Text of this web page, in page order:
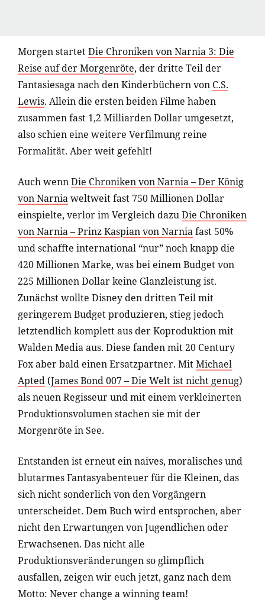
Morgen startetDie Chroniken von Narnia 3: Die
Reise auf der Morgenröte, der dritte Teil der
Fantasiesaga nach den Kinderbüchern von C.S.
Lewis. Allein die ersten beiden Filme haben
zusammen fast 1,2 Milliarden Dollar umgesetzt,
also schien eine weitere Verfilmung reine
Formalität. Aber weit gefehlt!
Auch wennDie Chroniken von Narnia – Der König
von Narniaweltweit fast 750 Millionen Dollar
einspielte, verlor im Vergleich dazuDie Chroniken
von Narnia – Prinz Kaspian von Narniafast 50%
und schaffte international “nur” noch knapp die
420 Millionen Marke, was bei einem Budget von
225 Millionen Dollar keine Glanzleistung ist.
Zunächst wollte Disney den dritten Teil mit
geringerem Budget produzieren, stieg jedoch
letztendlich komplett aus der Koproduktion mit
Walden Media aus. Diese fanden mit 20 Century
Fox aber bald einen Ersatzpartner. MitMichael
Apted (James Bond 007 – Die Welt ist nicht genug)
als neuen Regisseur und mit einem verkleinerten
Produktionsvolumen stachen sie mit der
Morgenröte in See.
Entstanden ist erneut ein naives, moralisches und
blutarmes Fantasyabenteuer für die Kleinen, das
sich nicht sonderlich von den Vorgängern
unterscheidet. Dem Buch wird entsprochen, aber
nicht den Erwartungen von Jugendlichen oder
Erwachsenen. Das nicht alle
Produktionsveränderungen so glimpflich
ausfallen, zeigen wir euch jetzt, ganz nach dem
Motto: Never change a winning team!